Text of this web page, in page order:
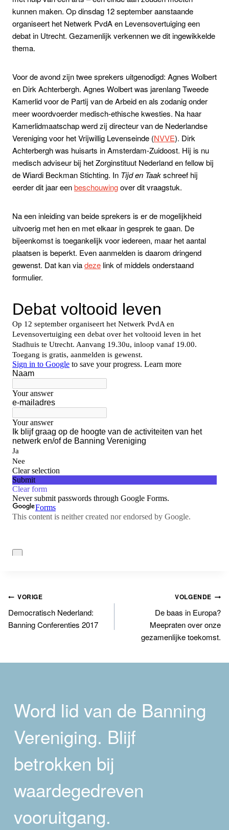
kunnen maken. Op dinsdag 12 september aanstaande
organiseert het Netwerk PvdA en Levensovertuiging een
debat in Utrecht. Gezamenlijk verkennen we dit ingewikkelde
thema.
Voor de avond zijn twee sprekers uitgenodigd: Agnes Wolbert
en Dirk Achterbergh. Agnes Wolbert was jarenlang Tweede
Kamerlid voor de Partij van de Arbeid en als zodanig onder
meer woordvoerder medisch-ethische kwesties. Na haar
Kamerlidmaatschap werd zij directeur van de Nederlandse
Vereniging voor het Vrijwillig Levenseinde (NVVE). Dirk
Achterbergh was huisarts in Amsterdam-Zuidoost. Hij is nu
medisch adviseur bij het Zorginstituut Nederland en fellow bij
de Wiardi Beckman Stichting. In Tijd en Taakschreef hij
eerder dit jaar eenbeschouwingover dit vraagstuk.
Na een inleiding van beide sprekers is er de mogelijkheid
uitvoerig met hen en met elkaar in gesprek te gaan. De
bijeenkomst is toegankelijk voor iedereen, maar het aantal
plaatsen is beperkt. Even aanmelden is daarom dringend
gewenst. Dat kan viadeze link of middels onderstaand
formulier.
Bericht
navigatie
VORIGE
Democratisch Nederland:
Banning Conferenties 2017
VOLGENDE
De baas in Europa?
Meepraten over onze
gezamenlijke toekomst.
Word lid van de Banning
Vereniging. Blijf
betrokken bij
waardegedreven
vooruitgang.